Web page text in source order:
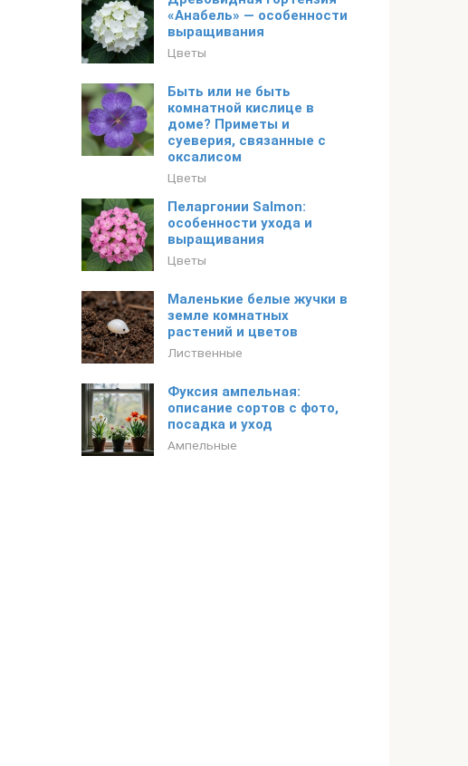
«Анабель» — особенности
выращивания
Цветы
Быть или не быть
комнатной кислице в
доме? Приметы и
суеверия, связанные с
оксалисом
Цветы
Пеларгонии Salmon:
особенности ухода и
выращивания
Цветы
Маленькие белые жучки в
земле комнатных
растений и цветов
Лиственные
Фуксия ампельная:
описание сортов с фото,
посадка и уход
Ампельные